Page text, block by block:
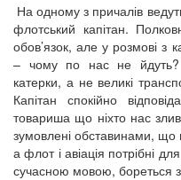
На одному з причалів
флотський капітан.
обов’язок, але у розмові з
– чому по нас не йдуть?
катерки, а не великі
Капітан спокійно
товариша що ніхто нас
зумовлені обставинами, що
а флот і авіація потрібні
сучасною мовою, бореться